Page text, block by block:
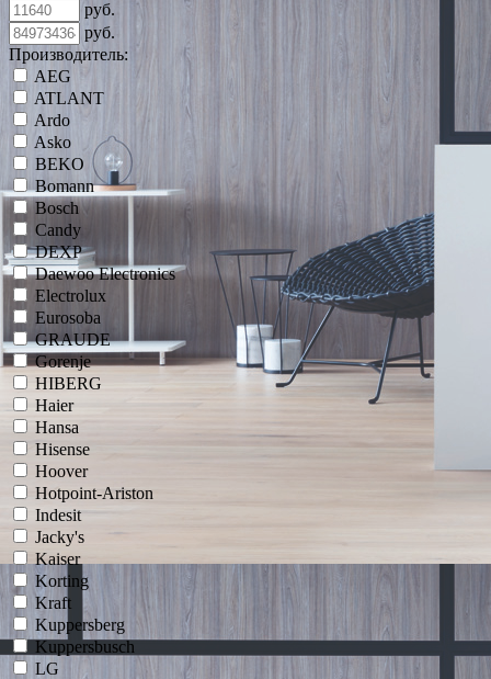
руб.
руб.
Производитель:
AEG
ATLANT
Ardo
Asko
BEKO
Bomann
Bosch
Candy
DEXP
Daewoo Electronics
Electrolux
Eurosoba
GRAUDE
Gorenje
HIBERG
Haier
Hansa
Hisense
Hoover
Hotpoint-Ariston
Indesit
Jacky's
Kaiser
Korting
Kraft
Kuppersberg
Kuppersbusch
LG